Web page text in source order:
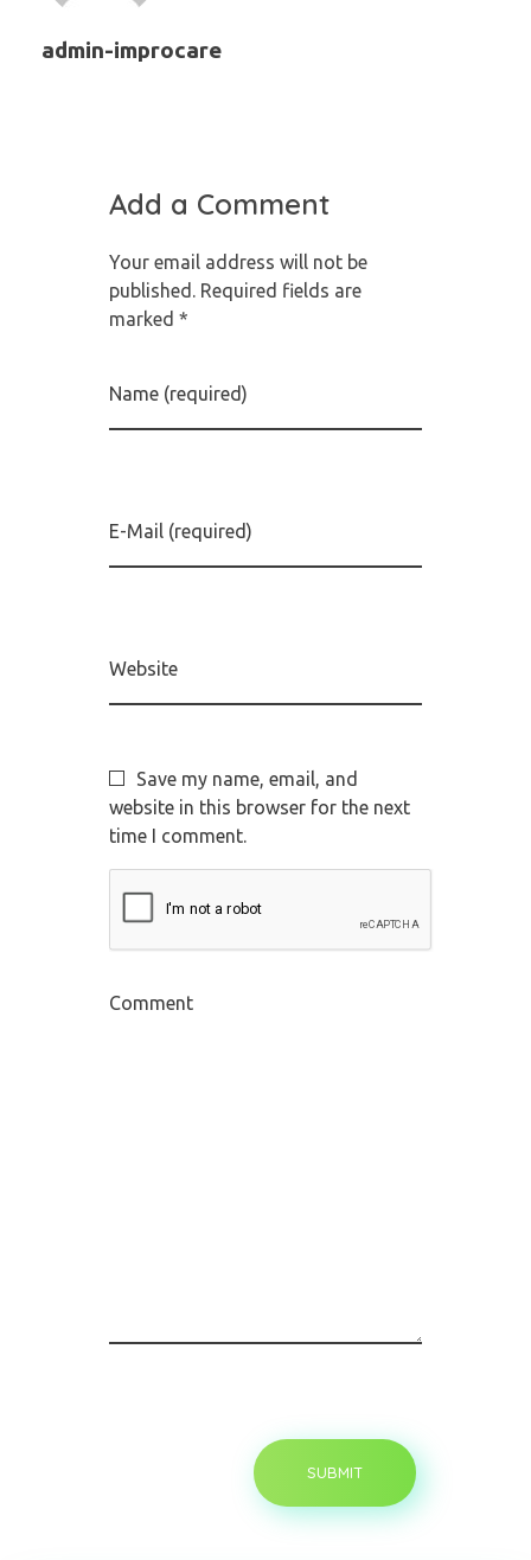
admin-improcare
Add a Comment
Your email address will not be
published. Required fields are
marked *
Name (required)
E-Mail (required)
Website
Save my name, email, and
website in this browser for the next
time I comment.
Comment